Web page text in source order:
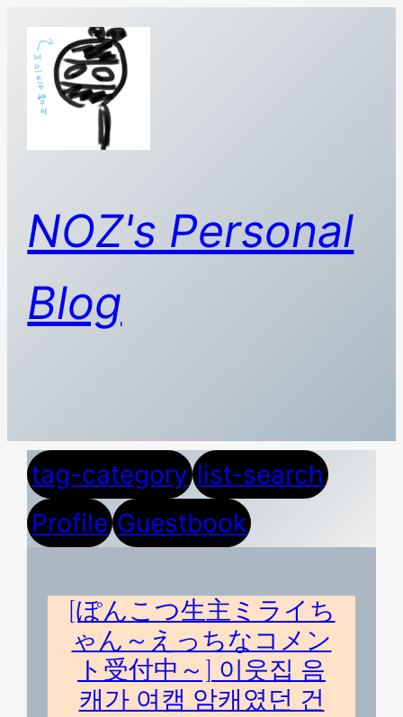
NOZ's Personal
Blog
tag-category list-search
Profile Guestbook
[ぽんこつ生主ミライち
ゃん～えっちなコメン
ト受付中～] 이웃집 음
캐가 여캠 암캐였던 건